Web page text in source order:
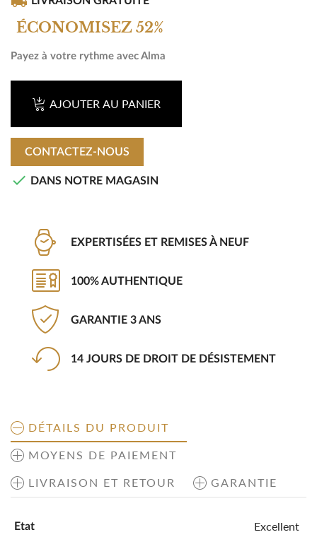
ÉCONOMISEZ 52%
Payez à votre rythme avec Alma
AJOUTER AU PANIER
CONTACTEZ-NOUS
 DANS NOTRE MAGASIN
EXPERTISÉES ET REMISES À NEUF
100% AUTHENTIQUE
GARANTIE 3 ANS
14 JOURS DE DROIT DE DÉSISTEMENT
DÉTAILS DU PRODUIT
MOYENS DE PAIEMENT
LIVRAISON ET RETOUR GARANTIE
Etat Excellent